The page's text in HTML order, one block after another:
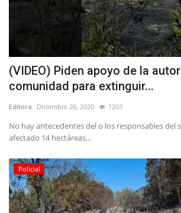
Deporte
Política
Espectáculos
(VIDEO) Piden apoyo de la
comunidad para extinguir...
Editora Diciembre 26, 2020 1203
No hay antecedentes del o los responsables del
afectado 14 hectáreas...
Policial